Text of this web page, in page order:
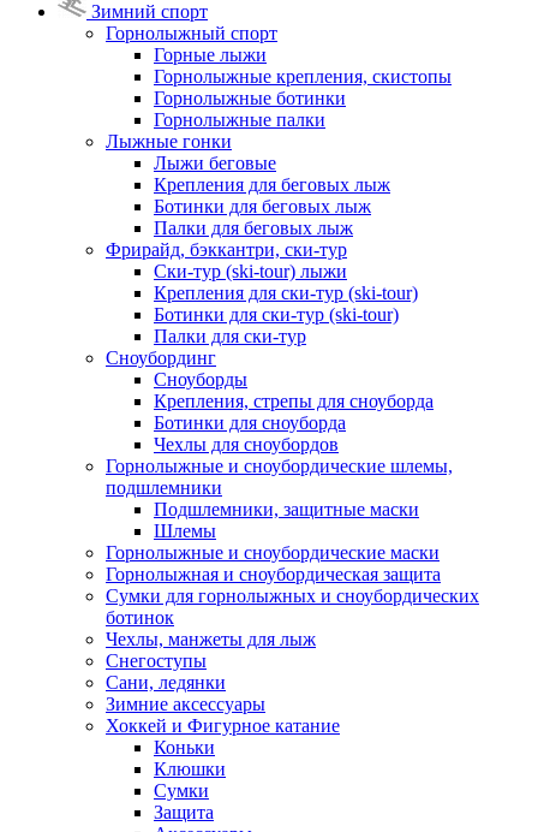
Зимний спорт
Горнолыжный спорт
Горные лыжи
Горнолыжные крепления, скистопы
Горнолыжные ботинки
Горнолыжные палки
Лыжные гонки
Лыжи беговые
Крепления для беговых лыж
Ботинки для беговых лыж
Палки для беговых лыж
Фрирайд, бэккантри, ски-тур
Ски-тур (ski-tour) лыжи
Крепления для ски-тур (ski-tour)
Ботинки для ски-тур (ski-tour)
Палки для ски-тур
Сноубординг
Сноуборды
Крепления, стрепы для сноуборда
Ботинки для сноуборда
Чехлы для сноубордов
Горнолыжные и сноубордические шлемы,
подшлемники
Подшлемники, защитные маски
Шлемы
Горнолыжные и сноубордические маски
Горнолыжная и сноубордическая защита
Сумки для горнолыжных и сноубордических
ботинок
Чехлы, манжеты для лыж
Снегоступы
Сани, ледянки
Зимние аксессуары
Хоккей и Фигурное катание
Коньки
Клюшки
Сумки
Защита